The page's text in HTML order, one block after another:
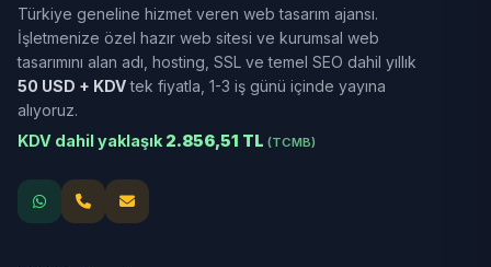
Türkiye geneline hizmet veren web tasarım ajansı.
İşletmenize özel hazır web sitesi ve kurumsal web
tasarımını alan adı, hosting, SSL ve temel SEO dahil yıllık
50 USD + KDVtek fiyatla, 1-3 iş günü içinde yayına
alıyoruz.
KDV dahil yaklaşık 2.856,51 TL (TCMB)